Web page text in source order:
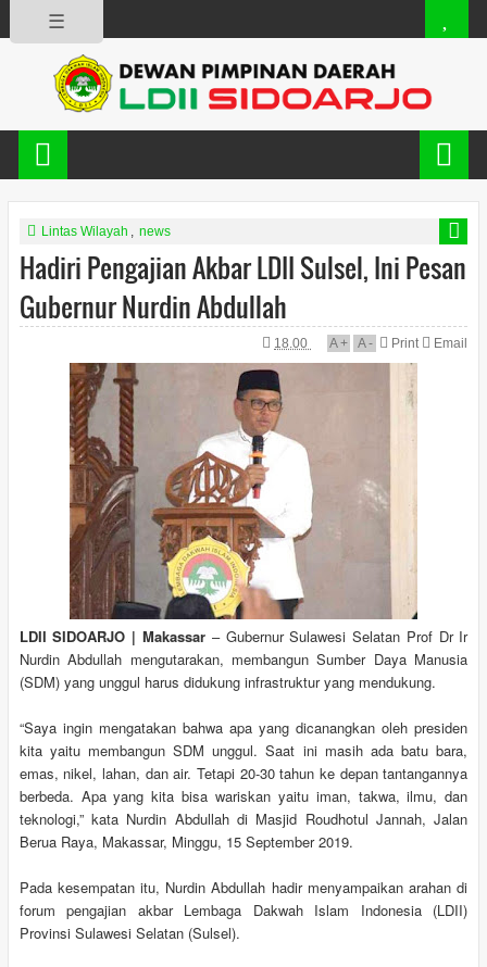
☰
Lintas Wilayah , news
Hadiri Pengajian Akbar LDII Sulsel, Ini Pesan
Gubernur Nurdin Abdullah
18.00 A+ A- Print Email
LDII SIDOARJO | Makassar – Gubernur Sulawesi Selatan Prof Dr Ir
Nurdin Abdullah mengutarakan, membangun Sumber Daya Manusia
(SDM) yang unggul harus didukung infrastruktur yang mendukung.
“Saya ingin mengatakan bahwa apa yang dicanangkan oleh presiden
kita yaitu membangun SDM unggul. Saat ini masih ada batu bara,
emas, nikel, lahan, dan air. Tetapi 20-30 tahun ke depan tantangannya
berbeda. Apa yang kita bisa wariskan yaitu iman, takwa, ilmu, dan
teknologi,” kata Nurdin Abdullah di Masjid Roudhotul Jannah, Jalan
Berua Raya, Makassar, Minggu, 15 September 2019.
Pada kesempatan itu, Nurdin Abdullah hadir menyampaikan arahan di
forum pengajian akbar Lembaga Dakwah Islam Indonesia (LDII)
Provinsi Sulawesi Selatan (Sulsel).